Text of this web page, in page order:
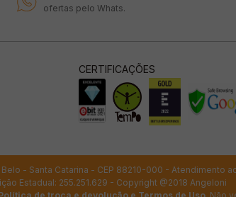
ofertas pelo Whats.
CERTIFICAÇÕES
- Santa Catarina - CEP 88210-000 - Atendimento
Estadual: 255.251.629 - Copyright @2018 Angeloni